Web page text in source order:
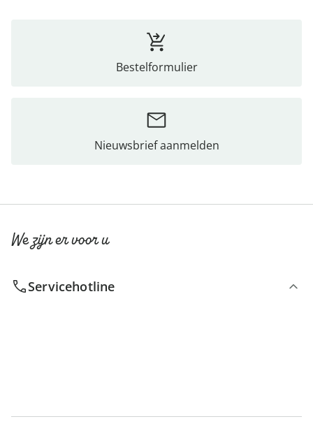
Bestelformulier
Nieuwsbrief aanmelden
We zijn er voor u
Servicehotline